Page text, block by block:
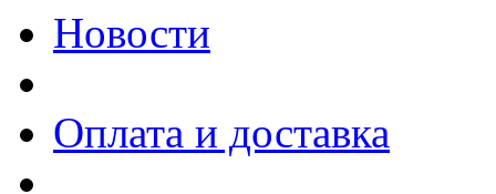
Новости
Оплата и доставка